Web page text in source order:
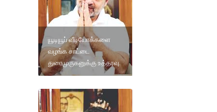
யூடியூப் வீடியோக்களை
வழங்க சாட்டை
துரைமுருகனுக்கு உத்தரவு.